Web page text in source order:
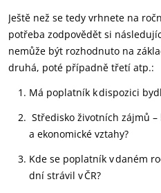
Ještě než se tedy vrhnete na
potřeba zodpovědět si
nemůže být rozhodnuto na
druhá, poté případně třetí atp.:
Má poplatník k dispozici
Středisko životních zájmů –
a ekonomické vztahy?
Kde se poplatník v daném
dní strávil v ČR?